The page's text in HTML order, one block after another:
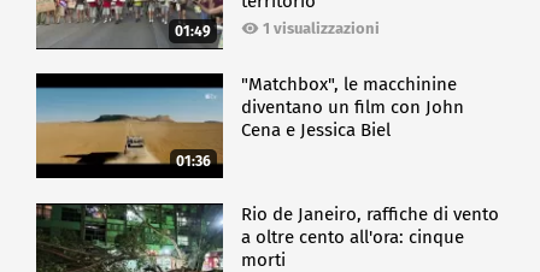
01:49 1 visualizzazioni
01:36
"Matchbox", le macchinine
diventano un film con John
Cena e Jessica Biel
Rio de Janeiro, raffiche di vento
a oltre cento all'ora: cinque
morti